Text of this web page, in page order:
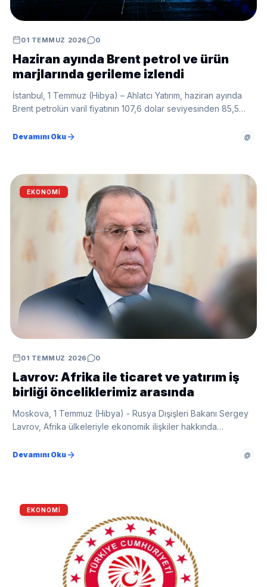
01 TEMMUZ 2026 0
Haziran ayında Brent petrol ve ürün
marjlarında gerileme izlendi
İstanbul, 1 Temmuz (Hibya) – Ahlatcı Yatırım, haziran ayında
Brent petrolün varil fiyatının 107,6 dolar seviyesinden 85,5
Devamını Oku @
EKONOMI
01 TEMMUZ 2026 0
Lavrov: Afrika ile ticaret ve yatırım iş
birliği önceliklerimiz arasında
Moskova, 1 Temmuz (Hibya) - Rusya Dışişleri Bakanı Sergey
Lavrov, Afrika ülkeleriyle ekonomik ilişkiler hakkında
Devamını Oku @
EKONOMI